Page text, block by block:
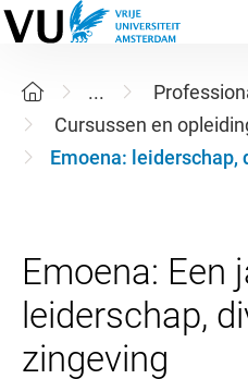
...
Cursussen en
Emoena:
Emoena: Een
leiderschap,